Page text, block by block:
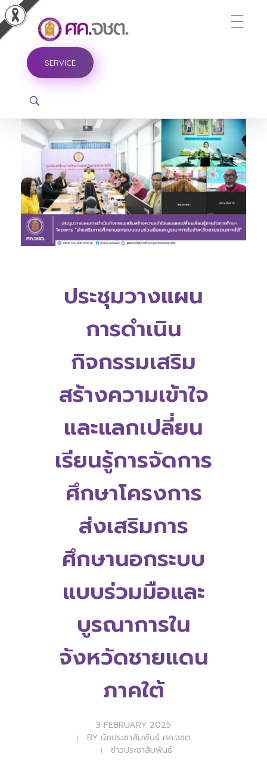
ศูนย์ขับเคลื่อนการศึกษาในจังหวัดชายแดนภาคใต้
SERVICE
ประชุมวางแผน
การดำเนิน
กิจกรรมเสริม
สร้างความเข้าใจ
และแลกเปลี่ยน
เรียนรู้การจัดการ
ศึกษาโครงการ
ส่งเสริมการ
ศึกษานอกระบบ
แบบร่วมมือและ
บูรณาการใน
จังหวัดชายแดน
ภาคใต้
3 FEBRUARY 2025
BY นักประชาสัมพันธ์ ศค.จชต.
ข่าวประชาสัมพันธ์